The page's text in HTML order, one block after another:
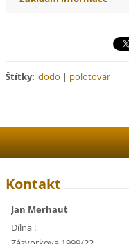
Štítky: dodo | polotovar
Kontakt
Jan Merhaut
Dílna :